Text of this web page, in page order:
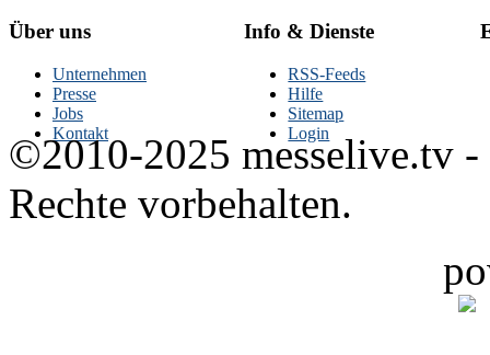
Über uns
Unternehmen
Presse
Jobs
Kontakt
Info & Dienste
RSS-Feeds
Hilfe
Sitemap
Login
©2010-2025 messelive.tv -
Rechte vorbehalten.